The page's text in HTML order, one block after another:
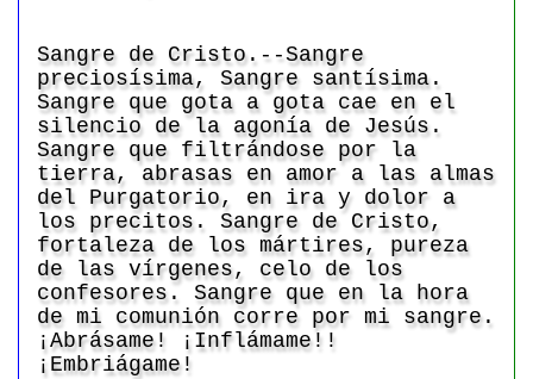
Sangre de Cristo.--Sangre
preciosísima, Sangre santísima.
Sangre que gota a gota cae en el
silencio de la agonía de Jesús.
Sangre que filtrándose por la
tierra, abrasas en amor a las almas
del Purgatorio, en ira y dolor a
los precitos. Sangre de Cristo,
fortaleza de los mártires, pureza
de las vírgenes, celo de los
confesores. Sangre que en la hora
de mi comunión corre por mi sangre.
¡Abrásame! ¡Inflámame!!
¡Embriágame!